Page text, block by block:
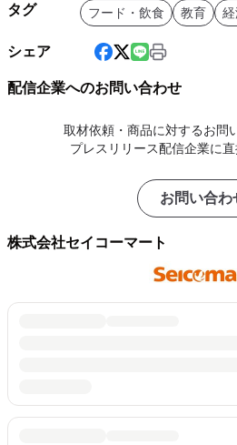
タグ フード・飲食 教育 経
シェア
配信企業へのお問い合わせ
取材依頼・商品に対するお問
プレスリリース配信企業に直
お問い合わ
株式会社セイコーマート